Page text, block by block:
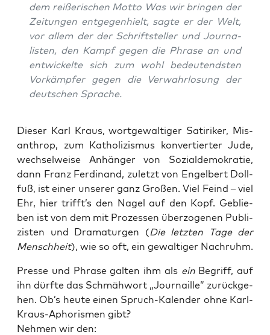
dem rei­ße­ri­schen Mot­to Was wir brin­gen der
Zei­tun­gen ent­ge­gen­hielt, sag­te er der Welt,
vor allem der der Schrift­stel­ler und Jour­na­
lis­ten, den Kampf gegen die Phra­se an und
ent­wi­ckel­te sich zum wohl bedeu­tends­ten
Vor­kämp­fer gegen die Ver­wahr­lo­sung der
deut­schen Sprache.
Die­ser Karl Kraus, wort­ge­wal­ti­ger Sati­ri­ker, Mis­
an­throp, zum Katho­li­zis­mus kon­ver­tier­ter Jude,
wech­sel­wei­se Anhän­ger von Sozi­al­de­mo­kra­tie,
dann Franz Fer­di­nand, zuletzt von Engel­bert Doll­
fuß, ist einer unse­rer ganz Gro­ßen. Viel Feind – viel
Ehr, hier trifft’s den Nagel auf den Kopf. Geblie­
ben ist von dem mit Pro­zes­sen über­zo­ge­nen Publi­
zis­ten und Dra­ma­tur­gen (Die letz­ten Tage der
Mensch­heit), wie so oft, ein gewal­ti­ger Nachruhm.
Pres­se und Phra­se gal­ten ihm als einBegriff, auf
ihn dürf­te das Schmäh­wort „Jour­nail­le” zurück­ge­
hen. Ob’s heu­te einen Spruch-Kalen­der ohne Karl-
Kraus-Apho­ris­men gibt?
Neh­men wir den: